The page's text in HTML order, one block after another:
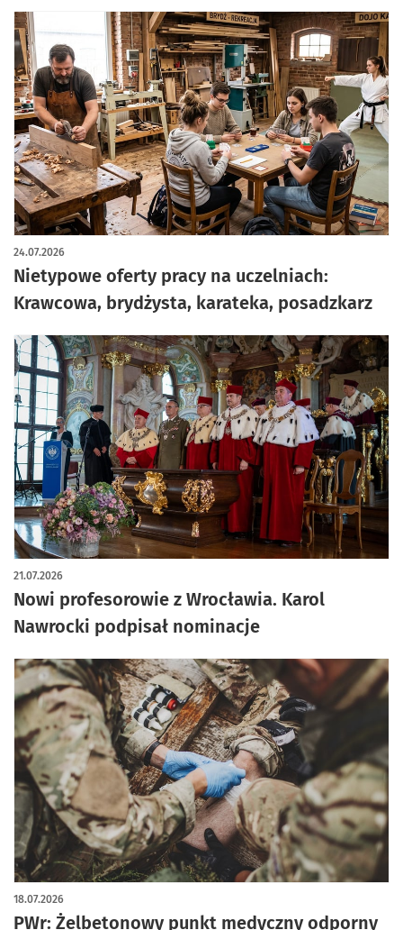
Nietypowe oferty pracy na uczelniach:
Krawcowa, brydżysta, karateka, posadzkarz
24.07.2026
Nowi profesorowie z Wrocławia. Karol
Nawrocki podpisał nominacje
21.07.2026
PWr: Żelbetonowy punkt medyczny odporny
18.07.2026